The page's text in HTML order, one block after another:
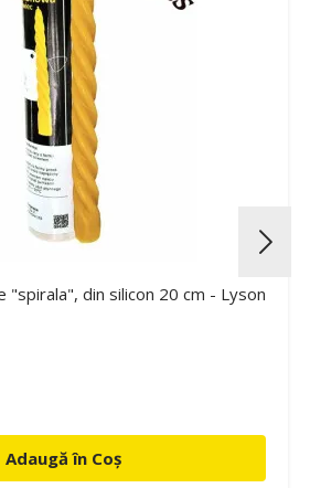
"spirala", din silicon 20 cm - Lyson
Adaugă în Coș